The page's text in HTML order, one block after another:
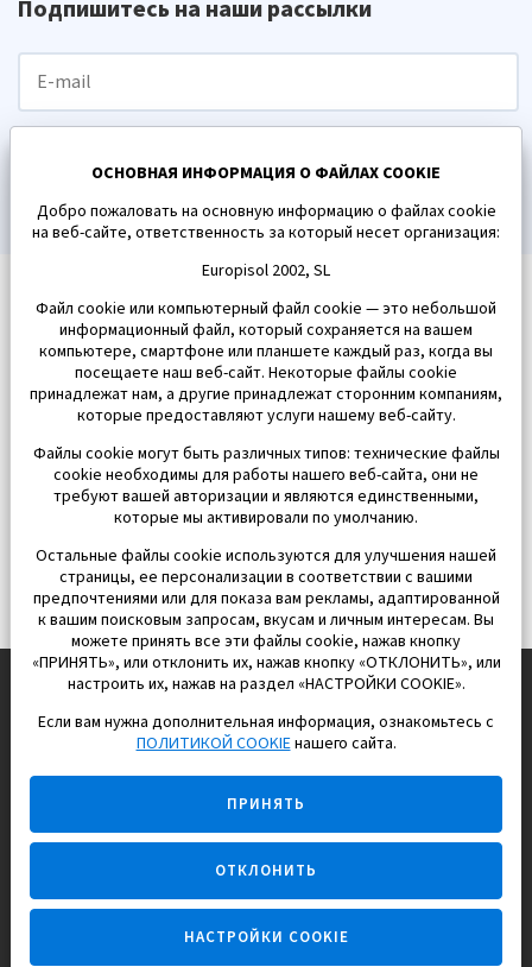
Подпишитесь на наши рассылки
ПОДПИСАТЬСЯ
EUROPISOL 2002 S.L.
Строим и продаем дома
для счастливой жизни в Испании
Задайте вопрос
ОСНОВНАЯ ИНФОРМАЦИЯ О ФАЙЛАХ COOKIE
Добро пожаловать на основную информацию о файлах cookie
на веб-сайте, ответственность за который несет организация:
Europisol 2002, SL
Файл cookie или компьютерный файл cookie — это небольшой
информационный файл, который сохраняется на вашем
компьютере, смартфоне или планшете каждый раз, когда вы
посещаете наш веб-сайт. Некоторые файлы cookie
принадлежат нам, а другие принадлежат сторонним компаниям,
которые предоставляют услуги нашему веб-сайту.
Файлы cookie могут быть различных типов: технические файлы
cookie необходимы для работы нашего веб-сайта, они не
требуют вашей авторизации и являются единственными,
которые мы активировали по умолчанию.
Остальные файлы cookie используются для улучшения нашей
страницы, ее персонализации в соответствии с вашими
предпочтениями или для показа вам рекламы, адаптированной
к вашим поисковым запросам, вкусам и личным интересам. Вы
можете принять все эти файлы cookie, нажав кнопку
«ПРИНЯТЬ», или отклонить их, нажав кнопку «ОТКЛОНИТЬ», или
настроить их, нажав на раздел «НАСТРОЙКИ COOKIE».
Если вам нужна дополнительная информация, ознакомьтесь с
ПОЛИТИКОЙ COOKIEнашего сайта.
ПРИНЯТЬ
ОТКЛОНИТЬ
НАСТРОЙКИ COOKIE